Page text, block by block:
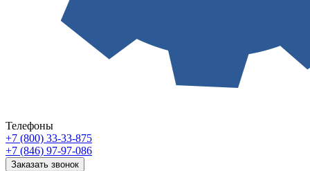
Телефоны
+7 (800) 33-33-875
+7 (846) 97-97-086
Заказать звонок